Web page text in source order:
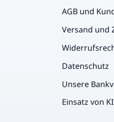
AGB und
Versand und
Datenschutz
Unsere
Einsatz von KI